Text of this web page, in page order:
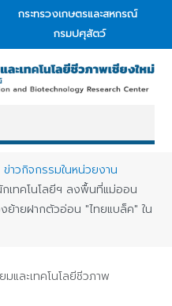
กระทรวงเกษตรและสหกรณ์
กรมปศุสัตว์
ข่าวกิจกรรมในหน่วยงาน
เทคโนโลยีฯ ลงพื้นที่แม่ออน
ย้ายฝากตัวอ่อน "ไทยแบล็ค" ใน
และเทคโนโลยีชีวภาพ